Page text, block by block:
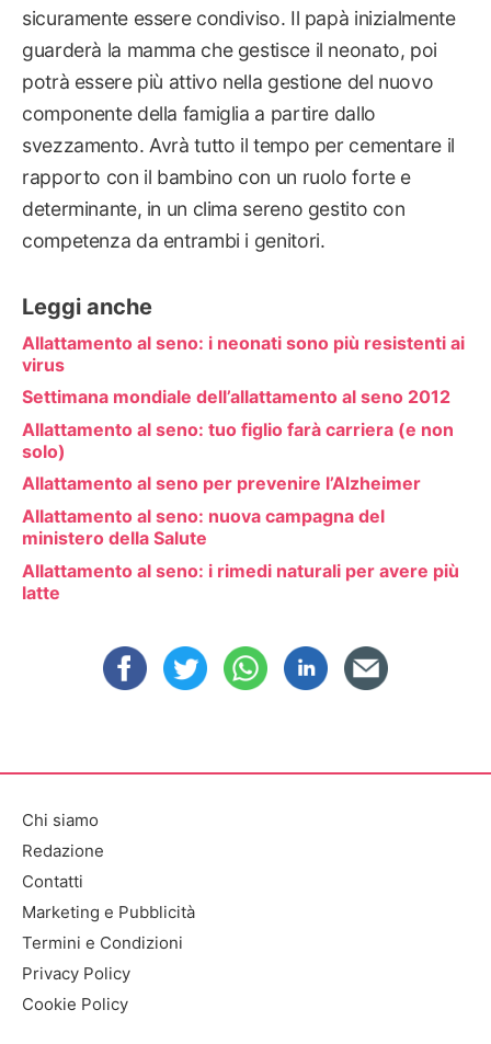
sicuramente essere condiviso. Il papà inizialmente
guarderà la mamma che gestisce il neonato, poi
potrà essere più attivo nella gestione del nuovo
componente della famiglia a partire dallo
svezzamento. Avrà tutto il tempo per cementare il
rapporto con il bambino con un ruolo forte e
determinante, in un clima sereno gestito con
competenza da entrambi i genitori.
Leggi anche
Allattamento al seno: i neonati sono più resistenti ai
virus
Settimana mondiale dell’allattamento al seno 2012
Allattamento al seno: tuo figlio farà carriera (e non
solo)
Allattamento al seno per prevenire l’Alzheimer
Allattamento al seno: nuova campagna del
ministero della Salute
Allattamento al seno: i rimedi naturali per avere più
latte
Chi siamo
Redazione
Contatti
Marketing e Pubblicità
Termini e Condizioni
Privacy Policy
Cookie Policy